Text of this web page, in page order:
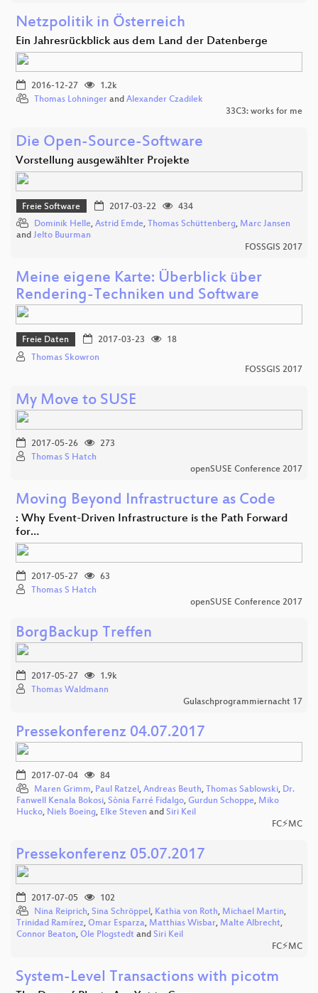
Netzpolitik in Österreich
Ein Jahresrückblick aus dem Land der Datenberge
2016-12-27
1.2k
Thomas Lohninger and Alexander Czadilek
33C3: works for me
Die Open-Source-Software
Vorstellung ausgewählter Projekte
Freie Software 2017-03-22
434
Dominik Helle, Astrid Emde, Thomas Schüttenberg, Marc Jansen
and Jelto Buurman
FOSSGIS 2017
Meine eigene Karte: Überblick über
Rendering-Techniken und Software
Freie Daten 2017-03-23
18
Thomas Skowron
FOSSGIS 2017
My Move to SUSE
2017-05-26
273
Thomas S Hatch
openSUSE Conference 2017
Moving Beyond Infrastructure as Code
: Why Event-Driven Infrastructure is the Path Forward
for…
2017-05-27
63
Thomas S Hatch
openSUSE Conference 2017
BorgBackup Treffen
2017-05-27
1.9k
Thomas Waldmann
Gulaschprogrammiernacht 17
Pressekonferenz 04.07.2017
2017-07-04
84
Maren Grimm, Paul Ratzel , Andreas Beuth, Thomas Sablowski, Dr.
Fanwell Kenala Bokosi, Sònia Farré Fidalgo, Gurdun Schoppe, Miko
Hucko, Niels Boeing, Elke Steven and Siri Keil
FC⚡MC
Pressekonferenz 05.07.2017
2017-07-05
102
Nina Reiprich, Sina Schröppel , Kathia von Roth, Michael Martin,
Trinidad Ramírez, Omar Esparza, Matthias Wisbar, Malte Albrecht,
Connor Beaton, Ole Plogstedt and Siri Keil
FC⚡MC
System-Level Transactions with picotm